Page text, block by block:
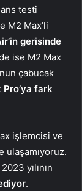
testi
M2 Max’li
gerisinde
ise M2 Max
çabucak
fark
işlemcisi ve
ulaşamıyoruz.
yılının
.